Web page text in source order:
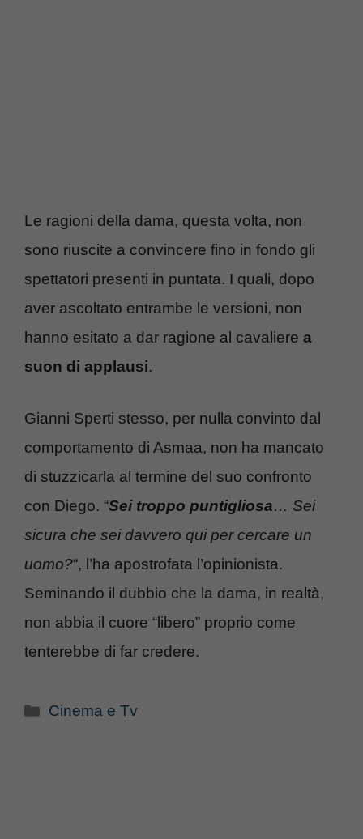
Le ragioni della dama, questa volta, non
sono riuscite a convincere fino in fondo gli
spettatori presenti in puntata. I quali, dopo
aver ascoltato entrambe le versioni, non
hanno esitato a dar ragione al cavaliere a
suon di applausi.
Gianni Sperti stesso, per nulla convinto dal
comportamento di Asmaa, non ha mancato
di stuzzicarla al termine del suo confronto
con Diego. “Sei troppo puntigliosa… Sei
sicura che sei davvero qui per cercare un
uomo?“, l’ha apostrofata l’opinionista.
Seminando il dubbio che la dama, in realtà,
non abbia il cuore “libero” proprio come
tenterebbe di far credere.
Categorie
Cinema e Tv